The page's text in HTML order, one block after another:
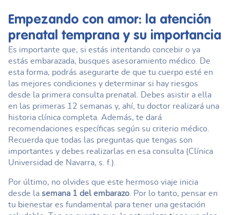
Empezando con amor: la atención
prenatal temprana y su importancia
Es importante que, si estás intentando concebir o ya
estás embarazada, busques asesoramiento médico. De
esta forma, podrás asegurarte de que tu cuerpo esté en
las mejores condiciones y determinar si hay riesgos
desde la primera consulta prenatal. Debes asistir a ella
en las primeras 12 semanas y, ahí, tu doctor realizará una
historia clínica completa. Además, te dará
recomendaciones específicas según su criterio médico.
Recuerda que todas las preguntas que tengas son
importantes y debes realizarlas en esa consulta (Clínica
Universidad de Navarra, s. f.).
Por último, no olvides que este hermoso viaje inicia
desde la semana 1 del embarazo . Por lo tanto, pensar en
tu bienestar es fundamental para tener una gestación